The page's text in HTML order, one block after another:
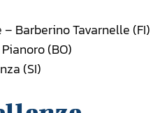
Barberino Tavarnelle (FI)
(BO)
(SI)